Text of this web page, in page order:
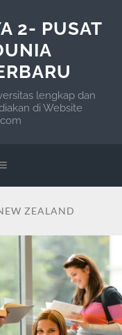
2- PUSAT
lengkap dan
di Website
ZEALAND